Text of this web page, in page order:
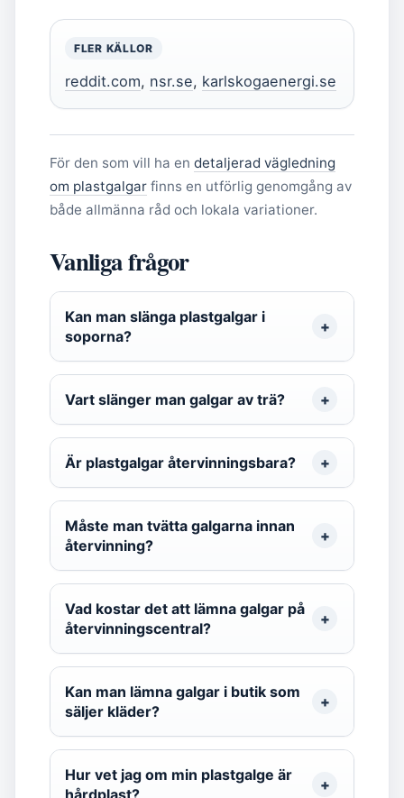
FLER KÄLLOR
reddit.com, nsr.se, karlskogaenergi.se
För den som vill ha en detaljerad vägledning
om plastgalgar finns en utförlig genomgång av
både allmänna råd och lokala variationer.
Vanliga frågor
Kan man slänga plastgalgar i
soporna?
Vart slänger man galgar av trä?
Är plastgalgar återvinningsbara?
Måste man tvätta galgarna innan
återvinning?
Vad kostar det att lämna galgar på
återvinningscentral?
Kan man lämna galgar i butik som
säljer kläder?
Hur vet jag om min plastgalge är
hårdplast?